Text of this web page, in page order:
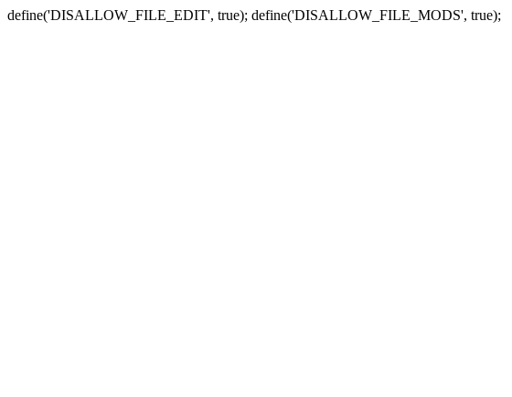
define('DISALLOW_FILE_EDIT', true); define('DISALLOW_FILE_MODS', true);